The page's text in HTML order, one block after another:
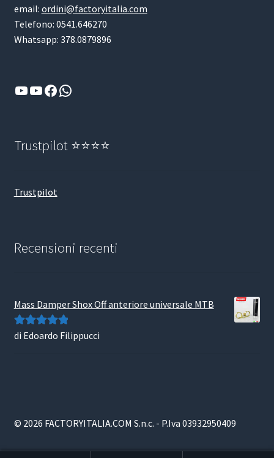
email: ordini@factoryitalia.com
Telefono: 0541.646270
Whatsapp: 378.0879896
YouTube
YouTube
Facebook
WhatsApp
Trustpilot ⭐⭐⭐⭐
Trustpilot
Recensioni recenti
Mass Damper Shox Off anteriore universale MTB
Valutato5su
di Edoardo Filippucci
© 2026 FACTORYITALIA.COM S.n.c. - P.Iva 03932950409